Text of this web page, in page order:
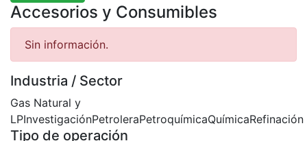
Accesorios y Consumibles
Sin información.
Industria / Sector
Gas Natural y
LPInvestigaciónPetroleraPetroquímicaQuímicaRefinación
Tipo de operación